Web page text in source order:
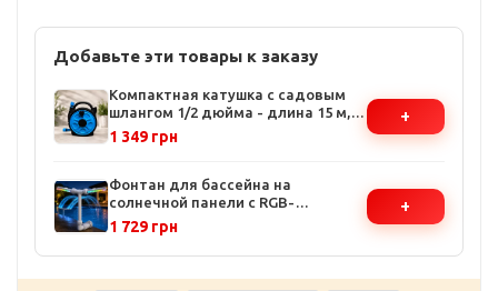
Добавьте эти товары к заказу
Компактная катушка с садовым
шлангом 1/2 дюйма - длина 15 м,
ручная намотка, защищенный
корпус
1 349 грн
+
Фонтан для бассейна на
солнечной панели с RGB-
подсветкой - 2 форсунки, 11
цветов, управление с пульта,
автономная работа до 10 часов
1 729 грн
+